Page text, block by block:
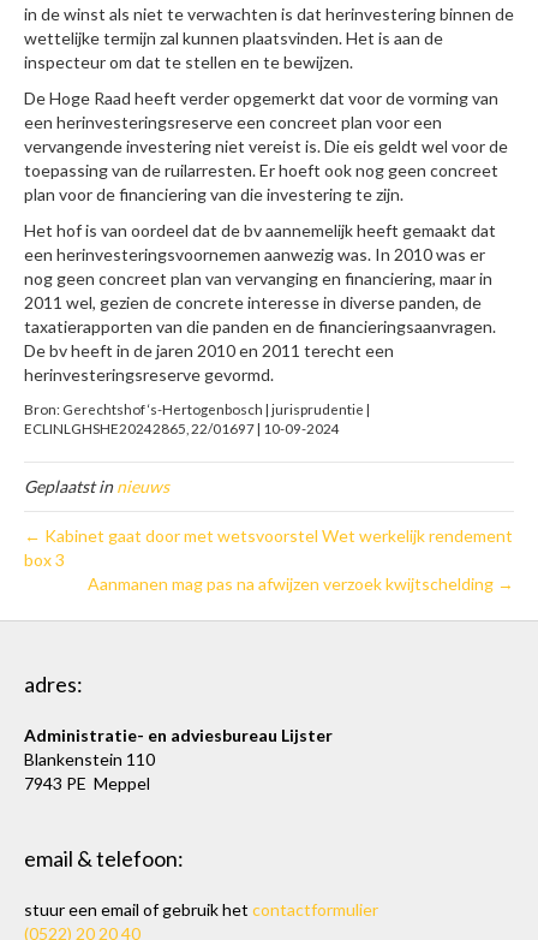
in de winst als niet te verwachten is dat herinvestering binnen de
wettelijke termijn zal kunnen plaatsvinden. Het is aan de
inspecteur om dat te stellen en te bewijzen.
De Hoge Raad heeft verder opgemerkt dat voor de vorming van
een herinvesteringsreserve een concreet plan voor een
vervangende investering niet vereist is. Die eis geldt wel voor de
toepassing van de ruilarresten. Er hoeft ook nog geen concreet
plan voor de financiering van die investering te zijn.
Het hof is van oordeel dat de bv aannemelijk heeft gemaakt dat
een herinvesteringsvoornemen aanwezig was. In 2010 was er
nog geen concreet plan van vervanging en financiering, maar in
2011 wel, gezien de concrete interesse in diverse panden, de
taxatierapporten van die panden en de financieringsaanvragen.
De bv heeft in de jaren 2010 en 2011 terecht een
herinvesteringsreserve gevormd.
Bron: Gerechtshof ‘s-Hertogenbosch | jurisprudentie |
ECLINLGHSHE20242865, 22/01697 | 10-09-2024
Geplaatst innieuws
← Kabinet gaat door met wetsvoorstel Wet werkelijk rendement
box 3
Aanmanen mag pas na afwijzen verzoek kwijtschelding →
adres:
Administratie- en adviesbureau Lijster
Blankenstein 110
7943 PE Meppel
email & telefoon:
stuur een email of gebruik het contactformulier
(0522) 20 20 40